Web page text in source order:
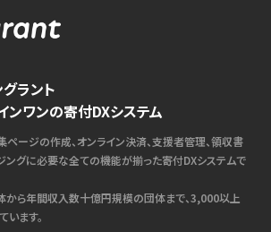
ラント
ンワンの寄付DXシステム
ページの作成、オンライン決済、支援者管理、領収書
ングに必要な全ての機能が揃った寄付DXシステムで
から年間収入数十億円規模の団体まで、3,000以上
ます。